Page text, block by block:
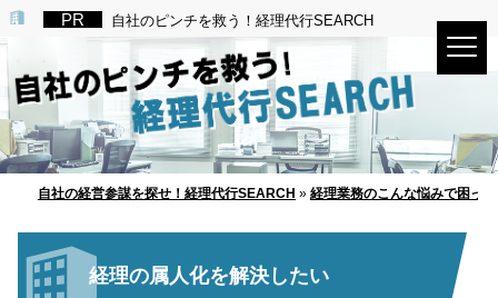
自社のピンチを救う！経理代行SEARCH
自社の経営参謀を探せ！経理代行SEARCH » 経理業務のこんな悩みで困っ
経理の属人化を解決したい